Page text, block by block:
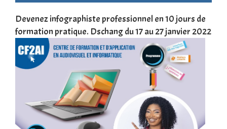
Devenez infographiste professionnel en 10 jours de
formation pratique. Dschang du 17 au 27 janvier 2022